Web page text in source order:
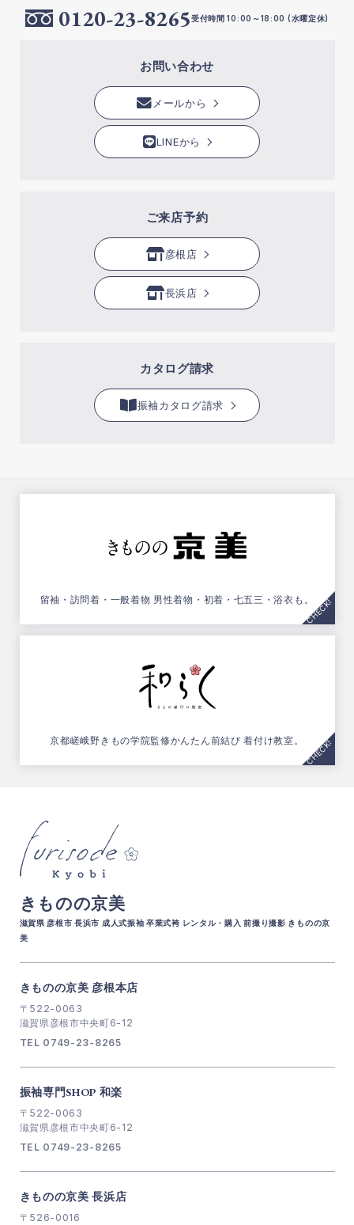
お問い合わせ
メールから
LINEから
ご来店予約
彦根店
長浜店
カタログ請求
振袖カタログ請求
0120-23-8265受付時間 10:00～18:00 (水曜定休)
留袖・訪問着・一般着物 男性着物・初着・七五三・浴衣も。
京都嵯峨野きもの学院監修かんたん前結び 着付け教室。
きものの京美
滋賀県 彦根市 長浜市 成人式振袖 卒業式袴 レンタル・購入 前撮り撮影 きものの京
美
きものの京美 彦根本店
〒522-0063
滋賀県彦根市中央町6-12
TEL 0749-23-8265
振袖専門SHOP 和楽
〒522-0063
滋賀県彦根市中央町6-12
TEL 0749-23-8265
きものの京美 長浜店
〒526-0016